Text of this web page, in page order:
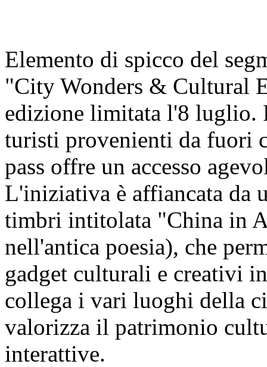
Elemento di spicco del
"City Wonders & Cultural
edizione limitata l'8 luglio.
turisti provenienti da fuori
pass offre un accesso
L'iniziativa è affiancata da
timbri intitolata "China in
nell'antica poesia), che
gadget culturali e creativi
collega i vari luoghi della
valorizza il patrimonio
interattive.